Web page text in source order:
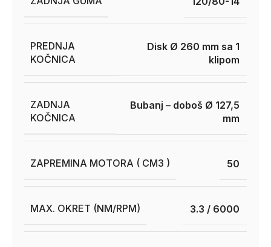
PREDNJA
KOČNICA
Disk Ø 260 mm sa 1
klipom
ZADNJA
KOČNICA
Bubanj – doboš Ø 127,5
mm
ZAPREMINA MOTORA ( CM3 ) 50
MAX. OKRET (NM/RPM) 3.3 / 6000